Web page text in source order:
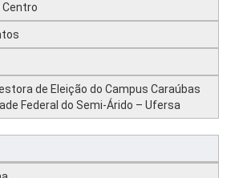
Centro
de Eleição do Campus Caraúbas
Federal do Semi-Árido – Ufersa